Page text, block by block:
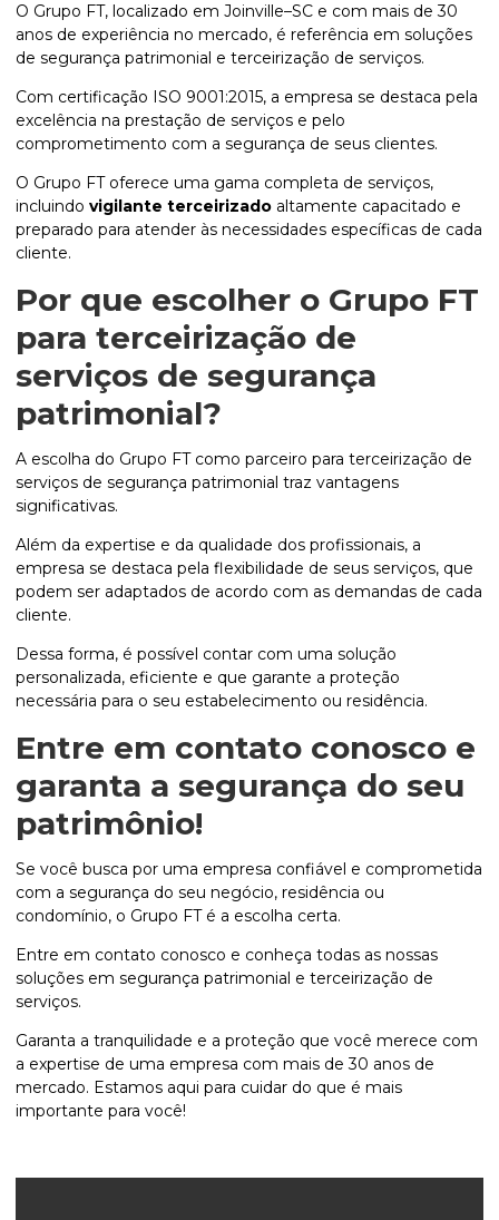
O Grupo FT, localizado em Joinville–SC e com mais de 30
anos de experiência no mercado, é referência em soluções
de segurança patrimonial e terceirização de serviços.
Com certificação ISO 9001:2015, a empresa se destaca pela
excelência na prestação de serviços e pelo
comprometimento com a segurança de seus clientes.
O Grupo FT oferece uma gama completa de serviços,
incluindo vigilante terceirizado altamente capacitado e
preparado para atender às necessidades específicas de cada
cliente.
Por que escolher o Grupo FT
para terceirização de
serviços de segurança
patrimonial?
A escolha do Grupo FT como parceiro para terceirização de
serviços de segurança patrimonial traz vantagens
significativas.
Além da expertise e da qualidade dos profissionais, a
empresa se destaca pela flexibilidade de seus serviços, que
podem ser adaptados de acordo com as demandas de cada
cliente.
Dessa forma, é possível contar com uma solução
personalizada, eficiente e que garante a proteção
necessária para o seu estabelecimento ou residência.
Entre em contato conosco e
garanta a segurança do seu
patrimônio!
Se você busca por uma empresa confiável e comprometida
com a segurança do seu negócio, residência ou
condomínio, o Grupo FT é a escolha certa.
Entre em contato conosco e conheça todas as nossas
soluções em segurança patrimonial e terceirização de
serviços.
Garanta a tranquilidade e a proteção que você merece com
a expertise de uma empresa com mais de 30 anos de
mercado. Estamos aqui para cuidar do que é mais
importante para você!